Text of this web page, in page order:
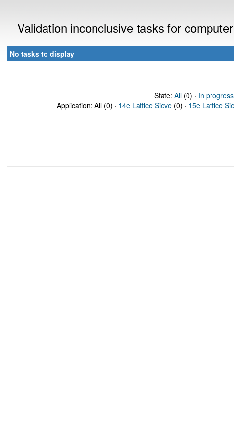
Validation inconclusive tasks for
No tasks to display
State: All(0) · In progress
Application: All (0) · 14e Lattice Sieve (0) · 15e Lattice